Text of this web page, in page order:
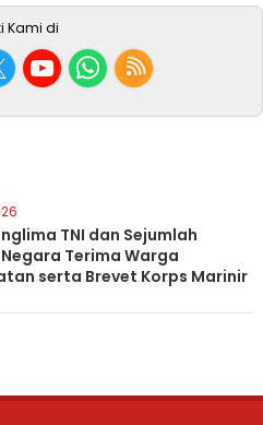
Kami di
TNI dan Sejumlah
Terima Warga
serta Brevet Korps Marinir